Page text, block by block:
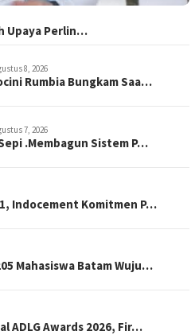
Upaya Perlin…
8, 2026
Rumbia Bungkam Saa…
7, 2026
.Membagun Sistem P…
Indocement Komitmen P…
Mahasiswa Batam Wuju…
ADLG Awards 2026, Fir…